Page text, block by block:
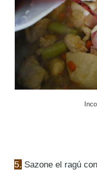
5. Sazone el ragú